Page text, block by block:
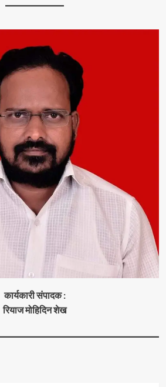
कार्यकारी संपादक :
रियाज मोहिदिन शेख